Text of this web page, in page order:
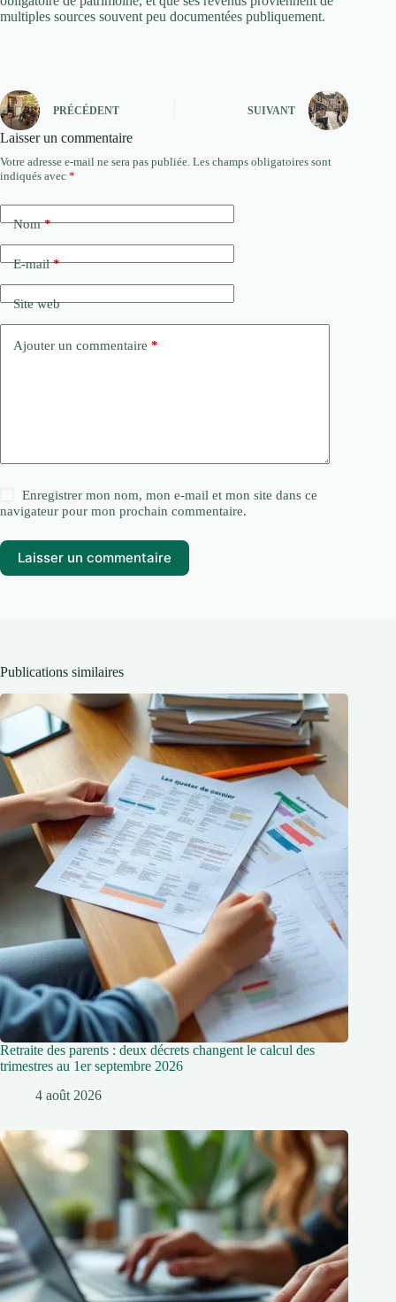
multiples sources souvent peu documentées publiquement.
PRÉCÉDENT SUIVANT
Laisser un commentaire
Votre adresse e-mail ne sera pas publiée. Les champs obligatoires sont
indiqués avec *
Nom*
E-mail*
Site web
Ajouter un commentaire *
Enregistrer mon nom, mon e-mail et mon site dans ce
navigateur pour mon prochain commentaire.
Laisser un commentaire
Publications similaires
Retraite des parents : deux décrets changent le calcul des
trimestres au 1er septembre 2026
4 août 2026